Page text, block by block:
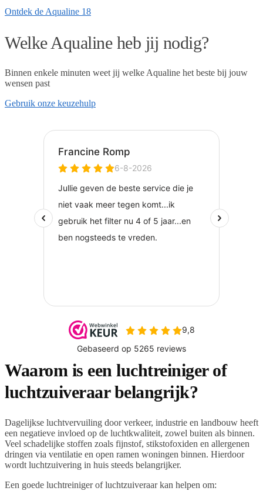
Ontdek de Aqualine 18
Welke Aqualine heb jij nodig?
Binnen enkele minuten weet jij welke Aqualine het beste bij jouw
wensen past
Gebruik onze keuzehulp
Waarom is een luchtreiniger of
luchtzuiveraar belangrijk?
Dagelijkse luchtvervuiling door verkeer, industrie en landbouw heeft
een negatieve invloed op de luchtkwaliteit, zowel buiten als binnen.
Veel schadelijke stoffen zoals fijnstof, stikstofoxiden en allergenen
dringen via ventilatie en open ramen woningen binnen. Hierdoor
wordt luchtzuivering in huis steeds belangrijker.
Een goede luchtreiniger of luchtzuiveraar kan helpen om: